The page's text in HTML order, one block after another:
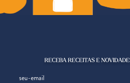
RECEBA RECEITAS E